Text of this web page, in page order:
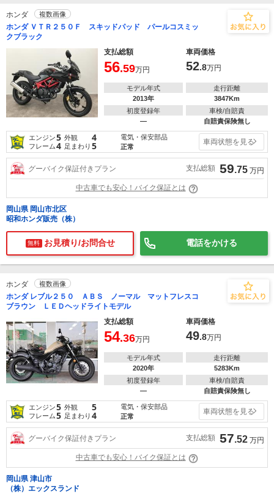
ホンダ 複数画像
ホンダ ＶＴＲ２５０Ｆ スキッドパッド パールコスミッ
クブラック
支払総額
車両価格
56.59万円 52.8万円
モデル年式
2013年
走行距離
3847Km
初度登録年
―
車検/自賠責
自賠責保険無し
エンジン5 外観 4
フレーム4 足まわり 5
電気・保安部品
正常
車両状態を見る
グーバイク保証付きプラン 支払総額 59.75 万円
中古車でも安心！バイク保証とは
岡山県 岡山市北区
昭和ホンダ販売（株）
無料 お見積り/お問合せ 電話をかける
ホンダ 複数画像
ホンダ レブル２５０ ＡＢＳ ノーマル マットフレスコ
ブラウン ＬＥＤヘッドライトモデル
支払総額
車両価格
54.36万円 49.8万円
モデル年式
2020年
走行距離
5283Km
初度登録年
―
車検/自賠責
自賠責保険無し
エンジン5 外観 5
フレーム5 足まわり 4
電気・保安部品
正常
車両状態を見る
グーバイク保証付きプラン 支払総額 57.52 万円
中古車でも安心！バイク保証とは
岡山県 津山市
（株）エックスランド